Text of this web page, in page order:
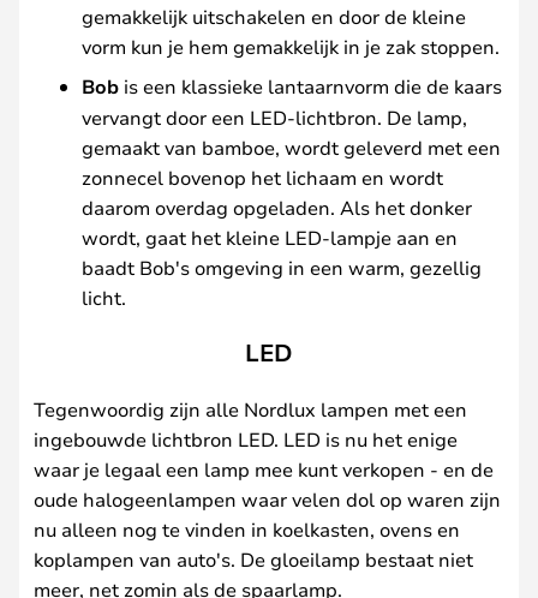
gemakkelijk uitschakelen en door de kleine
vorm kun je hem gemakkelijk in je zak stoppen.
Bob is een klassieke lantaarnvorm die de kaars
vervangt door een LED-lichtbron. De lamp,
gemaakt van bamboe, wordt geleverd met een
zonnecel bovenop het lichaam en wordt
daarom overdag opgeladen. Als het donker
wordt, gaat het kleine LED-lampje aan en
baadt Bob's omgeving in een warm, gezellig
licht.
LED
Tegenwoordig zijn alle Nordlux lampen met een
ingebouwde lichtbron LED. LED is nu het enige
waar je legaal een lamp mee kunt verkopen - en de
oude halogeenlampen waar velen dol op waren zijn
nu alleen nog te vinden in koelkasten, ovens en
koplampen van auto's. De gloeilamp bestaat niet
meer, net zomin als de spaarlamp.